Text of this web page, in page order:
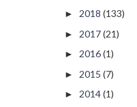
► 2018 (133)
► 2017(21)
► 2016(1)
► 2015 (7)
► 2014(1)